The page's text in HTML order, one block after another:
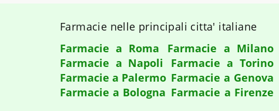
Farmacie nelle principali citta' italiane
Farmacie a Roma
Farmacie a Milano
Farmacie a Napoli
Farmacie a Torino
Farmacie a Palermo Farmacie a Genova
Farmacie a Bologna Farmacie a Firenze